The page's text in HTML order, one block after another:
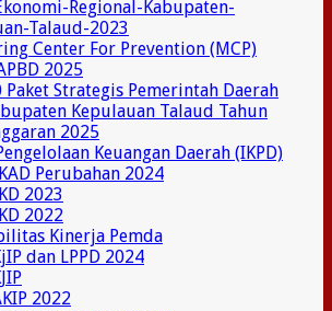
Regional-Kabupaten-
Talaud-2023
Center For Prevention (MCP)
2025
Paket Strategis Pemerintah Daerah
Kepulauan Talaud Tahun
2025
Keuangan Daerah (IKPD)
Perubahan 2024
2023
2022
Kinerja Pemda
dan LPPD 2024
2022